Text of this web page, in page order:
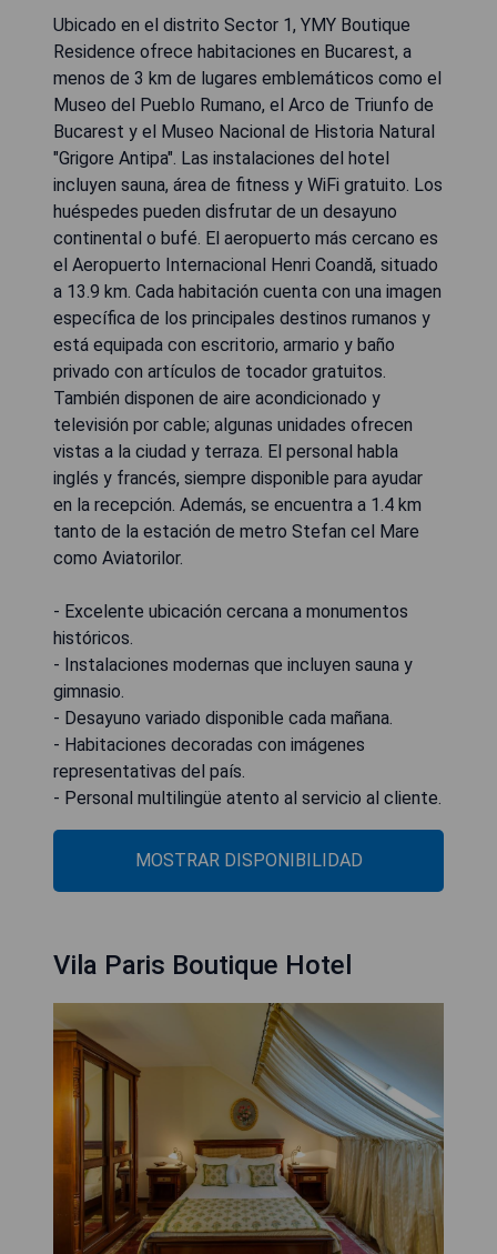
Ubicado en el distrito Sector 1, YMY Boutique
Residence ofrece habitaciones en Bucarest, a
menos de 3 km de lugares emblemáticos como el
Museo del Pueblo Rumano, el Arco de Triunfo de
Bucarest y el Museo Nacional de Historia Natural
"Grigore Antipa". Las instalaciones del hotel
incluyen sauna, área de fitness y WiFi gratuito. Los
huéspedes pueden disfrutar de un desayuno
continental o bufé. El aeropuerto más cercano es
el Aeropuerto Internacional Henri Coandă, situado
a 13.9 km. Cada habitación cuenta con una imagen
específica de los principales destinos rumanos y
está equipada con escritorio, armario y baño
privado con artículos de tocador gratuitos.
También disponen de aire acondicionado y
televisión por cable; algunas unidades ofrecen
vistas a la ciudad y terraza. El personal habla
inglés y francés, siempre disponible para ayudar
en la recepción. Además, se encuentra a 1.4 km
tanto de la estación de metro Stefan cel Mare
como Aviatorilor.
- Excelente ubicación cercana a monumentos
históricos.
- Instalaciones modernas que incluyen sauna y
gimnasio.
- Desayuno variado disponible cada mañana.
- Habitaciones decoradas con imágenes
representativas del país.
- Personal multilingüe atento al servicio al cliente.
MOSTRAR DISPONIBILIDAD
Vila Paris Boutique Hotel